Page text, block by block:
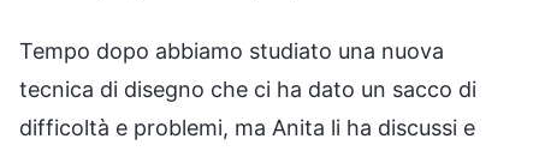
Tempo dopo abbiamo studiato una nuova
tecnica di disegno che ci ha dato un sacco di
difficoltà e problemi, ma Anita li ha discussi e